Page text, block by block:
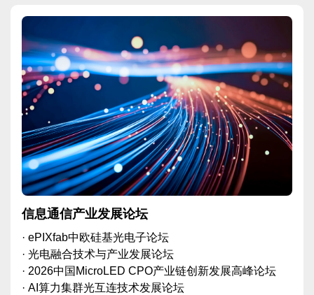
信息通信产业发展论坛
· ePIXfab中欧硅基光电子论坛
· 光电融合技术与产业发展论坛
· 2026中国MicroLED CPO产业链创新发展高峰论坛
· AI算力集群光互连技术发展论坛